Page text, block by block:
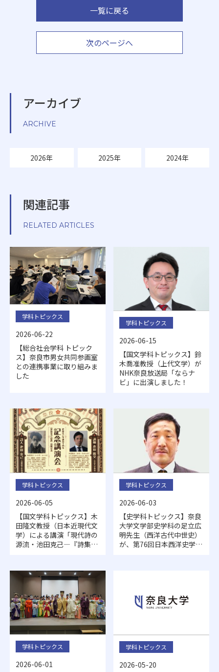
一覧に戻る
次のページへ
アーカイブ
ARCHIVE
2026年 2025年 2024年
関連記事
RELATED ARTICLES
学科トピックス
2026-06-22
【総合社会学科 トピック
ス】奈良市男女共同参画室
との連携事業に取り組みま
した
学科トピックス
2026-06-15
【国文学科トピックス】鈴
木喬准教授（上代文学）が
NHK奈良放送局「ならナ
ビ」に出演しました！
学科トピックス
2026-06-05
【国文学科トピックス】木
田隆文教授（日本近現代文
学）による講演「現代詩の
源流・池田克己―『詩集』
学科トピックス
2026-06-03
【史学科トピックス】奈良
大学文学部史学科の足立広
明先生（西洋古代中世史）
が、第76回日本西洋史学会
学科トピックス
2026-06-01
学科トピックス
2026-05-20